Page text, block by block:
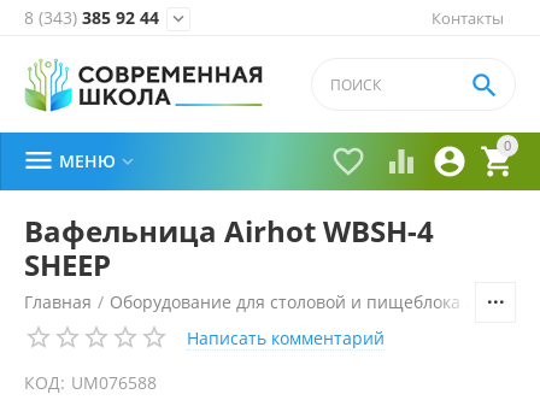
Контакты
8 (343) 385 92 44 
0


 

 МЕНЮ 
Вафельница Airhot WBSH-4
SHEEP
Главная / Оборудование для столовой и пищеблока
Написать комментарий
КОД: UM076588